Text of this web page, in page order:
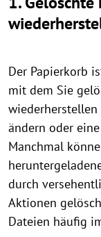
Der Papierkorb
mit dem Sie
ändern oder
Manchmal
durch
Aktionen
Dateien häufig